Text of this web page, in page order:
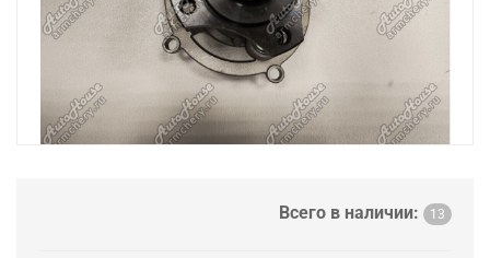
Всего в наличии: 13